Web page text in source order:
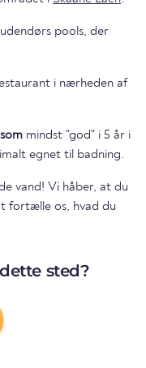
pools, der
i nærheden af
som mindst "god" i 5 år i
egnet til badning.
vand! Vi håber, at du
fortælle os, hvad du
sted?